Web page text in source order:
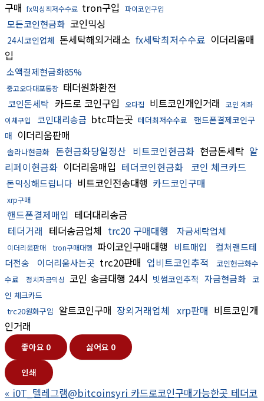
구매 fx믹싱최저수수료 tron구입 파이코인구입
모든코인현금화 코인믹싱
24시코인업체 돈세탁해외거래소 fx세탁최저수수료 이더리움매
입
소액결제현금화85%
중고오다대포통장 태더원화환전
코인돈세탁 카드로 코인구입 오다집 비트코인개인거래
코인 계좌
이체구입
코인대리송금 btc파는곳 테더최저수수료
핸드폰결제코인구
매 이더리움판매
솔라나현금화 돈현금화당일정산 비트코인현금화 현금돈세탁 알
리페이현금화 이더리움매입 테더코인현금화 코인 체크카드
돈믹싱해드립니다 비트코인전송대행 카드코인구매
xrp구매
핸드폰결제매입 테더대리송금
테더거래 테더송금업체 trc20 구매대행 자금세탁업체
이더리움판매 tron구매대행 파이코인구매대행 비트매입
컬쳐랜드테
더전송
이더리움사는곳 trc20판매 업비트코인추적
코인현금화수
수료
정치자금믹싱 코인 송금대행 24시 빗썸코인추적 자금현금화 코
인 체크카드
trc20원화구입
알트코인구매 장외거래업체 xrp판매 비트코인개
인거래
좋아요 0 싫어요 0
인쇄
« i0T_텔레그램@bitcoinsyri 카드로코인구매가능한곳 테더코